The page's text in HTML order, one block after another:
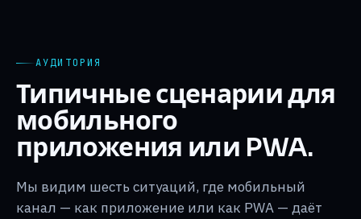
АУДИТОРИЯ
Типичные сценарии для
мобильного
приложения или PWA.
Мы видим шесть ситуаций, где мобильный
канал — как приложение или как PWA — даёт